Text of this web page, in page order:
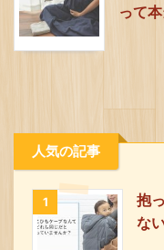
って
人気の記事
1
抱
な